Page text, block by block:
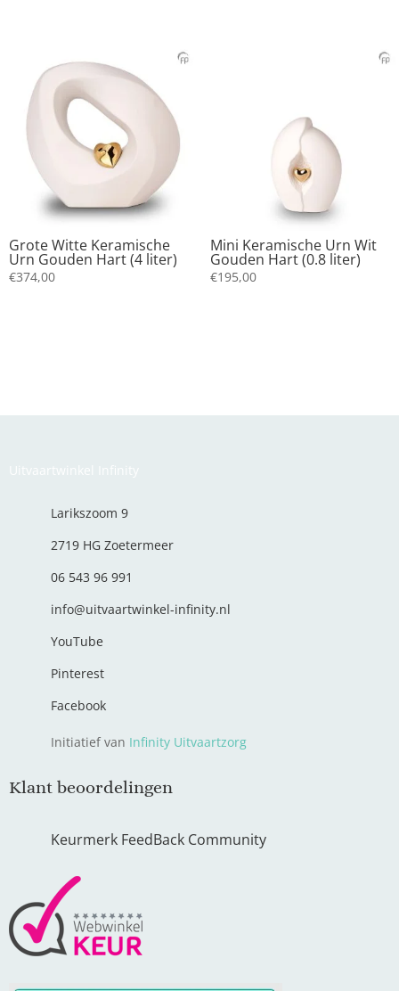
Grote Witte Keramische
Urn Gouden Hart (4 liter)
€374,00
Mini Keramische Urn Wit
Gouden Hart (0.8 liter)
€195,00
Uitvaartwinkel Infinity
Larikszoom 9
2719 HG Zoetermeer
06 543 96 991
info@uitvaartwinkel-infinity.nl
YouTube
Pinterest
Facebook
Initiatief van Infinity Uitvaartzorg
Klant beoordelingen
Keurmerk FeedBack Community